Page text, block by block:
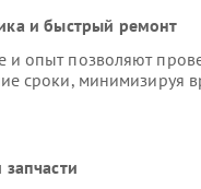
и быстрый ремонт
опыт позволяют
сроки, минимизируя